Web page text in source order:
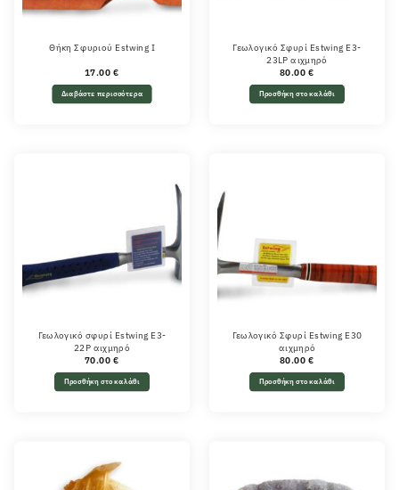
Θήκη Σφυριού Estwing I
17.00 €
Διαβάστε περισσότερα
Γεωλογικό Σφυρί Estwing E3-
23LP αιχμηρό
80.00 €
Προσθήκη στο καλάθι
Γεωλογικό σφυρί Estwing E3-
22P αιχμηρό
70.00 €
Προσθήκη στο καλάθι
Γεωλογικό Σφυρί Estwing E30
αιχμηρό
80.00 €
Προσθήκη στο καλάθι